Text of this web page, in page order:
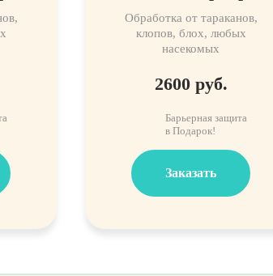
Обработка от тараканов,
клопов, блох, любых
насекомых
2600 руб.
Барьерная защита
в Подарок!
Заказать